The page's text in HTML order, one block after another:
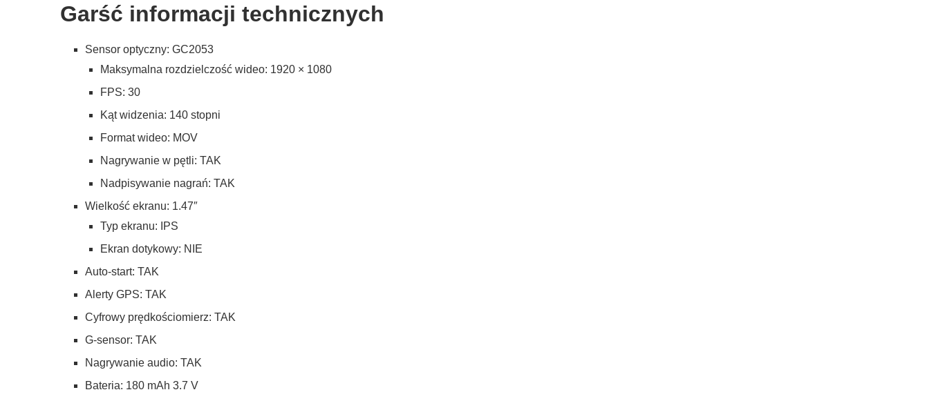
Garść informacji technicznych
Sensor optyczny: GC2053
Maksymalna rozdzielczość wideo: 1920 × 1080
FPS: 30
Kąt widzenia: 140 stopni
Format wideo: MOV
Nagrywanie w pętli: TAK
Nadpisywanie nagrań: TAK
Wielkość ekranu: 1.47″
Typ ekranu: IPS
Ekran dotykowy: NIE
Auto-start: TAK
Alerty GPS: TAK
Cyfrowy prędkościomierz: TAK
G-sensor: TAK
Nagrywanie audio: TAK
Bateria: 180 mAh 3.7 V